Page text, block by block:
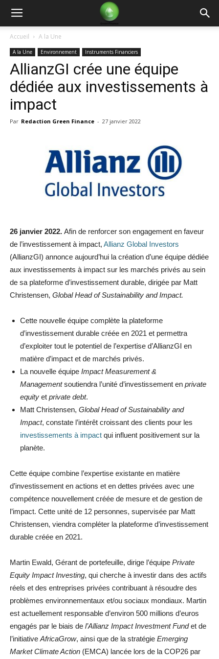
Green
Finance
Accueil A la Une
A la Une Environnement Instruments Financiers
AllianzGI crée une équipe
dédiée aux investissements à
impact
Par Redaction Green Finance - 27 janvier 2022
26 janvier 2022. Afin de renforcer son engagement en faveur
de l’investissement à impact, Allianz Global Investors
(AllianzGI) annonce aujourd’hui la création d’une équipe dédiée
aux investissements à impact sur les marchés privés au sein
de sa plateforme d’investissement durable, dirigée par Matt
Christensen, Global Head of Sustainability and Impact.
Cette nouvelle équipe complète la plateforme
d’investissement durable créée en 2021 et permettra
d’exploiter tout le potentiel de l’expertise d’AllianzGI en
matière d’impact et de marchés privés.
La nouvelle équipe Impact Measurement &
Managementsoutiendra l’unité d’investissement en private
equity et private debt.
Matt Christensen, Global Head of Sustainability and
Impact, constate l’intérêt croissant des clients pour les
investissements à impact qui influent positivement sur la
planète.
Cette équipe combine l’expertise existante en matière
d’investissement en actions et en dettes privées avec une
compétence nouvellement créée de mesure et de gestion de
l’impact. Cette unité de 12 personnes, supervisée par Matt
Christensen, viendra compléter la plateforme d’investissement
durable créée en 2021.
Martin Ewald, Gérant de portefeuille, dirige l’équipe Private
Equity Impact Investing, qui cherche à investir dans des actifs
réels et des entreprises privées contribuant à résoudre des
problèmes environnementaux et/ou sociaux mondiaux. Martin
est actuellement responsable d’environ 500 millions d’euros
engagés par le biais de l’Allianz Impact Investment Fundet de
l’initiative AfricaGrow, ainsi que de la stratégie Emerging
Market Climate Action (EMCA) lancée lors de la COP26 par